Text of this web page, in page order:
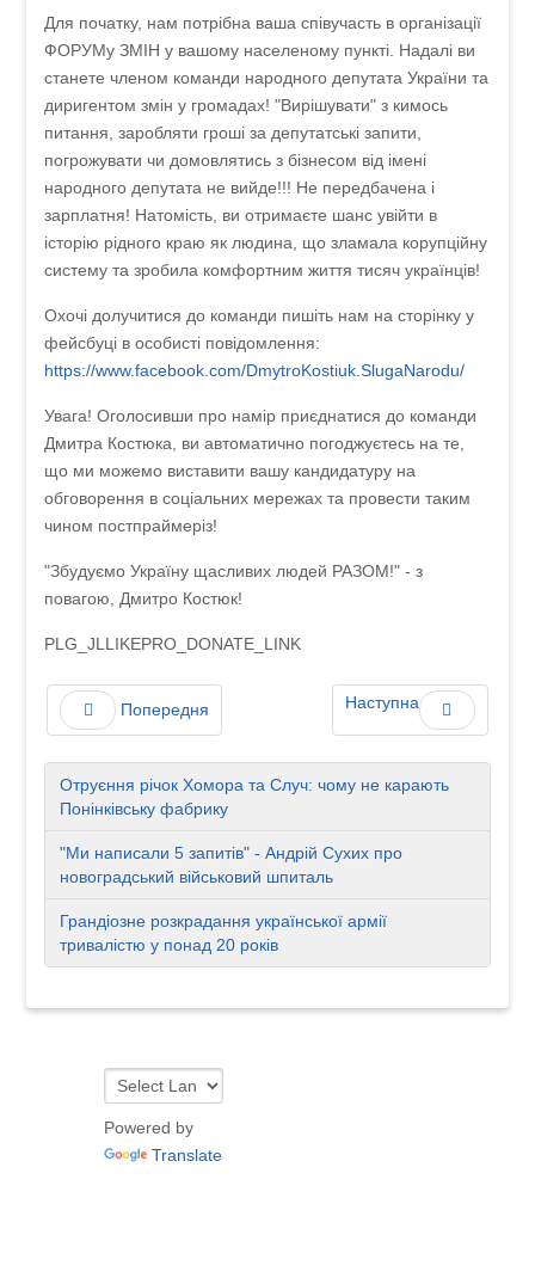
Для початку, нам потрібна ваша співучасть в організації
ФОРУМу ЗМІН у вашому населеному пункті. Надалі ви
станете членом команди народного депутата України та
диригентом змін у громадах! "Вирішувати" з кимось
питання, заробляти гроші за депутатські запити,
погрожувати чи домовлятись з бізнесом від імені
народного депутата не вийде!!! Не передбачена і
зарплатня! Натомість, ви отримаєте шанс увійти в
історію рідного краю як людина, що зламала корупційну
систему та зробила комфортним життя тисяч українців!
Охочі долучитися до команди пишіть нам на сторінку у
фейсбуці в особисті повідомлення:
https://www.facebook.com/DmytroKostiuk.SlugaNarodu/
Увага! Оголосивши про намір приєднатися до команди
Дмитра Костюка, ви автоматично погоджуєтесь на те,
що ми можемо виставити вашу кандидатуру на
обговорення в соціальних мережах та провести таким
чином постпраймеріз!
"Збудуємо Україну щасливих людей РАЗОМ!" - з
повагою, Дмитро Костюк!
PLG_JLLIKEPRO_DONATE_LINK
Попередня Наступна
Отруєння річок Хомора та Случ: чому не карають
Понінківську фабрику
"Ми написали 5 запитів" - Андрій Сухих про
новоградський військовий шпиталь
Грандіозне розкрадання української армії
тривалістю у понад 20 років
Powered by
Translate